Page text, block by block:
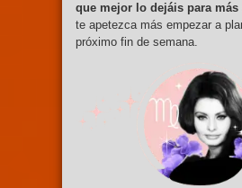
que mejor lo dejáis para más
te apetezca más empezar a
próximo fin de semana.